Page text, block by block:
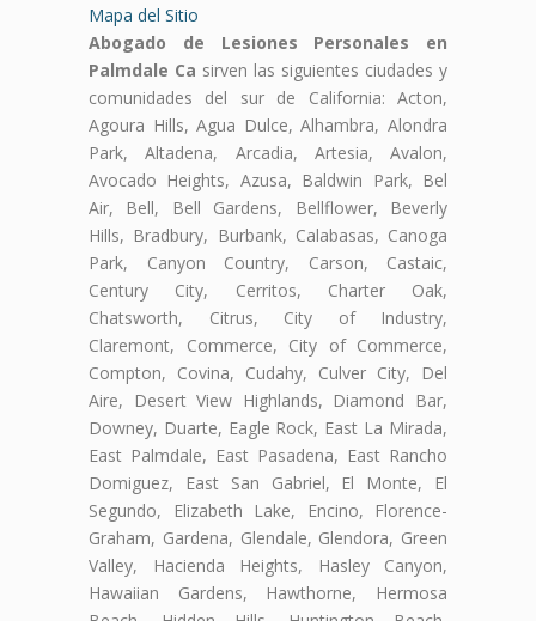
Mapa del Sitio
Abogado de Lesiones Personales en
Palmdale Ca sirven las siguientes ciudades y
comunidades del sur de California: Acton,
Agoura Hills, Agua Dulce, Alhambra, Alondra
Park, Altadena, Arcadia, Artesia, Avalon,
Avocado Heights, Azusa, Baldwin Park, Bel
Air, Bell, Bell Gardens, Bellflower, Beverly
Hills, Bradbury, Burbank, Calabasas, Canoga
Park, Canyon Country, Carson, Castaic,
Century City, Cerritos, Charter Oak,
Chatsworth, Citrus, City of Industry,
Claremont, Commerce, City of Commerce,
Compton, Covina, Cudahy, Culver City, Del
Aire, Desert View Highlands, Diamond Bar,
Downey, Duarte, Eagle Rock, East La Mirada,
East Palmdale, East Pasadena, East Rancho
Domiguez, East San Gabriel, El Monte, El
Segundo, Elizabeth Lake, Encino, Florence-
Graham, Gardena, Glendale, Glendora, Green
Valley, Hacienda Heights, Hasley Canyon,
Hawaiian Gardens, Hawthorne, Hermosa